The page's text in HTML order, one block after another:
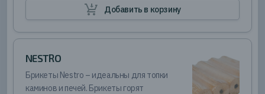
Добавить в корзину
NESTRO
Брикеты Nestro – идеальны для топки
каминов и печей. Брикеты горят